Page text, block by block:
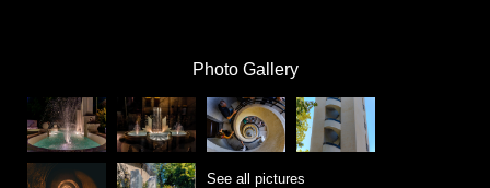
Photo Gallery
See all pictures